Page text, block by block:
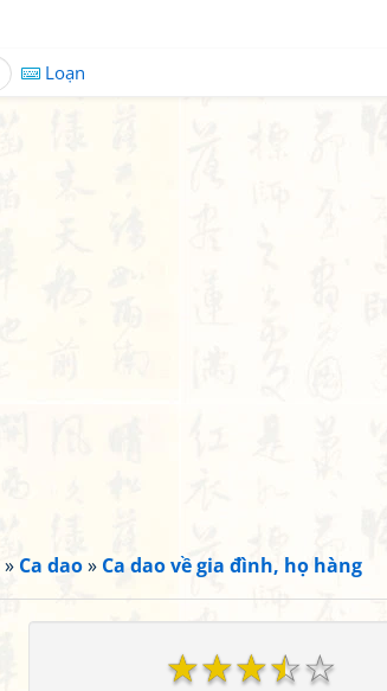
Loạn
» Ca dao» Ca dao về gia đình, họ hàng
☆
☆
☆
☆
☆